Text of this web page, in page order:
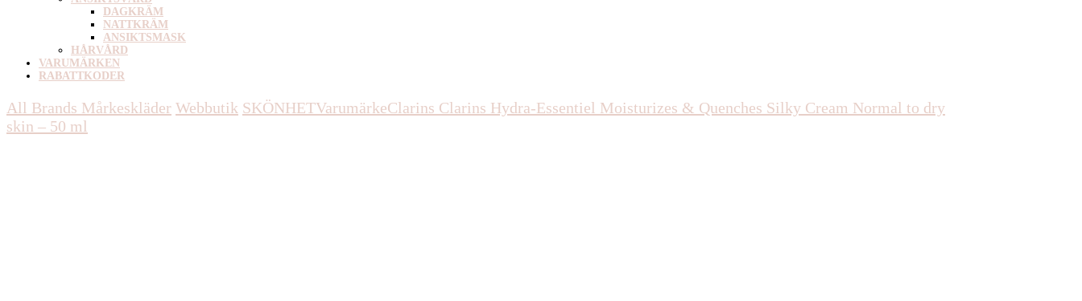
DAGKRÄM
NATTKRÄM
ANSIKTSMASK
HÅRVÅRD
VARUMÄRKEN
RABATTKODER
All Brands Mårkeskläder Webbutik SKÖNHETVarumärkeClarins Clarins Hydra-Essentiel Moisturizes & Quenches Silky Cream Normal to dry
skin – 50 ml